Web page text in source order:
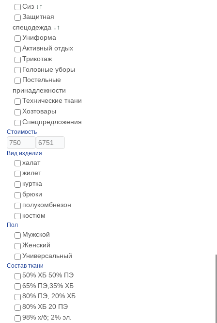
Сиз ↓↑
Защитная
спецодежда ↓↑
Униформа
Активный отдых
Трикотаж
Головные уборы
Постельные
принадлежности
Технические ткани
Хозтовары
Спецпредложения
Стоимость
Вид изделия
халат
жилет
куртка
брюки
полукомбнезон
костюм
Пол
Мужской
Женский
Универсальный
Состав ткани
50% ХБ 50% ПЭ
65% ПЭ,35% ХБ
80% ПЭ, 20% ХБ
80% ХБ 20 ПЭ
98% х/б; 2% эл.